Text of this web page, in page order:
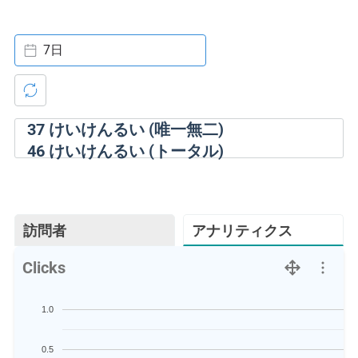
37けいけんるい (唯一無二)
46けいけんるい (トータル)
7日
訪問者 アナリティクス
Clicks
0.5
1.0